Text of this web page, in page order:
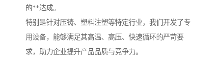
的**达成。
特别是针对压铸、塑料注塑等特定行业，我们开发了专
用设备，能够满足其高温、高压、快速循环的严苛要
求，助力企业提升产品品质与竞争力。